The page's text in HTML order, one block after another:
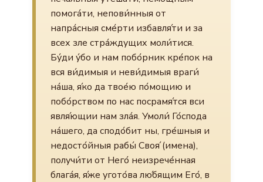
помога́ти, непови́нныя от
напра́сныя сме́рти избавля́ти и за
всех зле стра́ждущих моли́тися.
Бу́ди у́бо и нам побо́рник кре́пок на
вся ви́димыя и неви́димыя враги́
на́ша, я́ко да твое́ю по́мощию и
побо́рством по нас посрамя́тся вси
явля́ющии нам зла́я. Умоли́ Го́спода
на́шего, да сподо́бит ны, гре́шныя и
недосто́йныя рабы́ Своя́ (имена),
получи́ти от Него́ неизрече́нная
блага́я, я́же угото́ва лю́бящим Его́, в